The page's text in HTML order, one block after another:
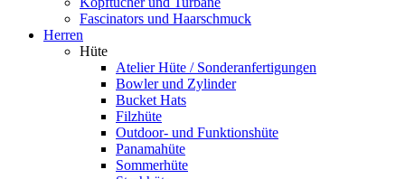
Fascinators und Haarschmuck
Herren
Hüte
Atelier Hüte / Sonderanfertigungen
Bowler und Zylinder
Bucket Hats
Filzhüte
Outdoor- und Funktionshüte
Panamahüte
Sommerhüte